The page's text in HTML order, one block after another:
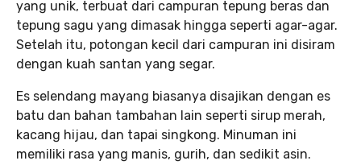
yang unik, terbuat dari campuran tepung beras dan
tepung sagu yang dimasak hingga seperti agar-agar.
Setelah itu, potongan kecil dari campuran ini disiram
dengan kuah santan yang segar.
Es selendang mayang biasanya disajikan dengan es
batu dan bahan tambahan lain seperti sirup merah,
kacang hijau, dan tapai singkong. Minuman ini
memiliki rasa yang manis, gurih, dan sedikit asin.